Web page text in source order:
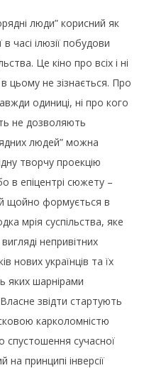
люди” корисний як
часі ілюзії побудови
Це кіно про всіх і ні
цьому не зізнається. Про
одиниці, ні про кого
не дозволяють
людей” можна
творчу проекцію
в епіцентрі сюжету –
щойно формується в
мрія суспільства, яке
непривітних
нових українців та їх
яких шарнірами
звідти стартують
карколомністю
сучасної
принципі інверсії